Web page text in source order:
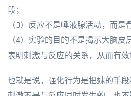
段；
（3）反应不是唾液腺活动，而是
（4）实验的目的不是揭示大脑皮
表明刺激与反应的关系，从而有效
也就是说，强化行为是把妹的手